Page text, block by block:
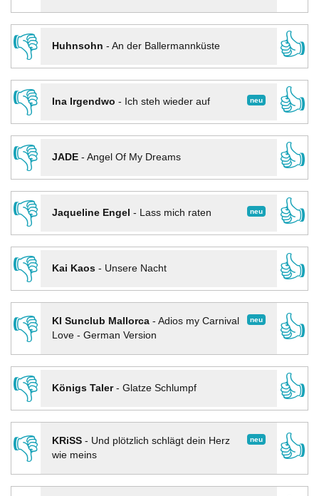
👎
Huhnsohn - An der Ballermannküste
👍
👎
neu
Ina Irgendwo - Ich steh wieder auf
👍
👎
JADE- Angel Of My Dreams
👍
👎
neu
Jaqueline Engel - Lass mich raten
👍
👎
Kai Kaos- Unsere Nacht
👍
👎
neu
KI Sunclub Mallorca- Adios my Carnival
Love - German Version
👍
👎
Königs Taler- Glatze Schlumpf
👍
👎
neu
KRiSS- Und plötzlich schlägt dein Herz
wie meins
👍